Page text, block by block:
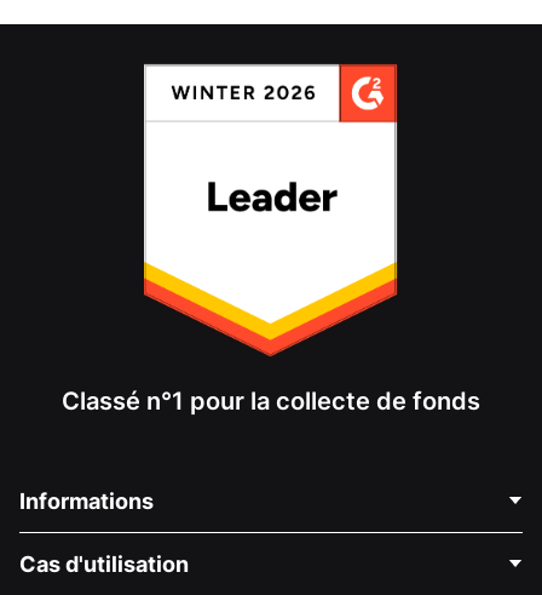
Classé n°1 pour la collecte de fonds
Informations
À propos de nous
Cas d'utilisation